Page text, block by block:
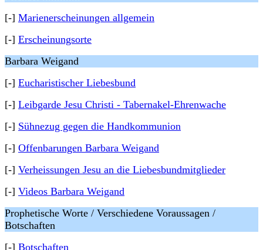
[-] Marienerscheinungen allgemein
[-] Erscheinungsorte
Barbara Weigand
[-] Eucharistischer Liebesbund
[-] Leibgarde Jesu Christi - Tabernakel-Ehrenwache
[-] Sühnezug gegen die Handkommunion
[-] Offenbarungen Barbara Weigand
[-] Verheissungen Jesu an die Liebesbundmitglieder
[-] Videos Barbara Weigand
Prophetische Worte / Verschiedene Voraussagen /
Botschaften
[-] Botschaften